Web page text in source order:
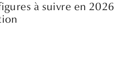
à suivre en 2026